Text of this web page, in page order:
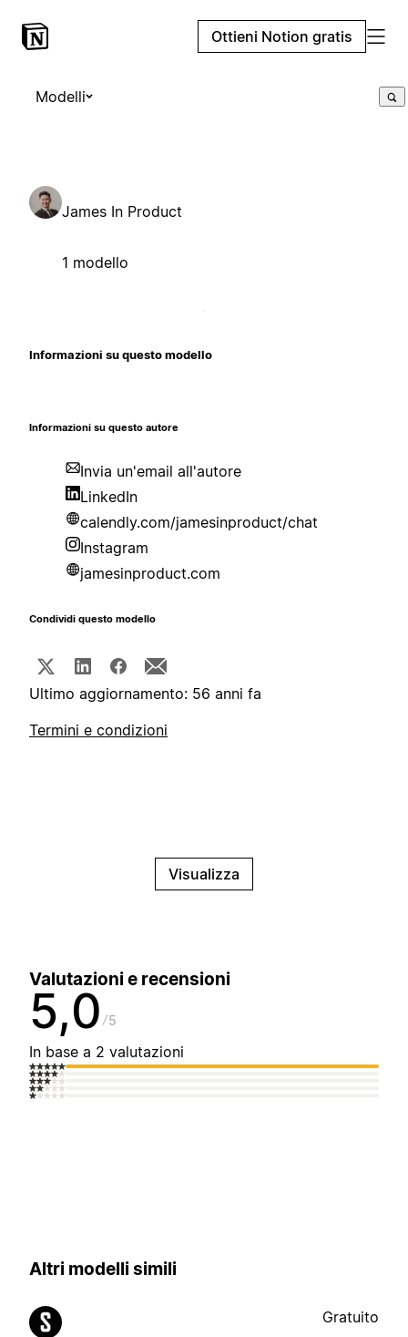
Ottieni Notion gratis
Modelli
James In Product
1 modello
Informazioni su questo modello
Informazioni su questo autore
Invia un'email all'autore
LinkedIn
calendly.com/jamesinproduct/chat
Instagram
jamesinproduct.com
Condividi questo modello
Ultimo aggiornamento: 56 anni fa
Termini e condizioni
Visualizza
Valutazioni e recensioni
5,0 5
In base a 2 valutazioni
Altri modelli simili
Gratuito